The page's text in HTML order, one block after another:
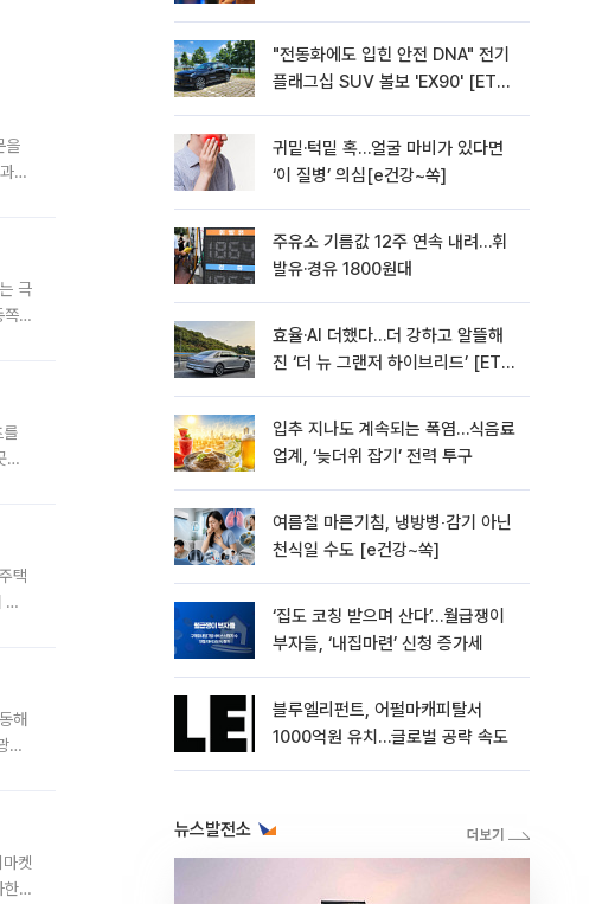
을
극
쪽
를
은
택
정
해
양
켓
한
"전동화에도 입힌 안전 DNA" 전기
플래그십 SUV 볼보 'EX90' [ET의
귀밑·턱밑 혹…얼굴 마비가 있다면
‘이 질병’ 의심[e건강~쏙]
주유소 기름값 12주 연속 내려…휘
발유·경유 1800원대
효율·AI 더했다…더 강하고 알뜰해
진 ‘더 뉴 그랜저 하이브리드’ [ET의
입추 지나도 계속되는 폭염…식음료
업계, ‘늦더위 잡기’ 전력 투구
여름철 마른기침, 냉방병‧감기 아닌
천식일 수도 [e건강~쏙]
‘집도 코칭 받으며 산다’…월급쟁이
부자들, ‘내집마련’ 신청 증가세
블루엘리펀트, 어펄마캐피탈서
1000억원 유치…글로벌 공략 속도
뉴스발전소